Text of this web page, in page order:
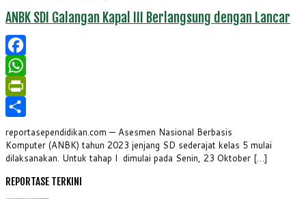
ANBK SDI Galangan Kapal III Berlangsung dengan Lancar
Facebook
WhatsApp
PrintFriendly
Share
reportasependidikan.com — Asesmen Nasional Berbasis
Komputer (ANBK) tahun 2023 jenjang SD sederajat kelas 5 mulai
dilaksanakan. Untuk tahap I dimulai pada Senin, 23 Oktober […]
REPORTASE TERKINI